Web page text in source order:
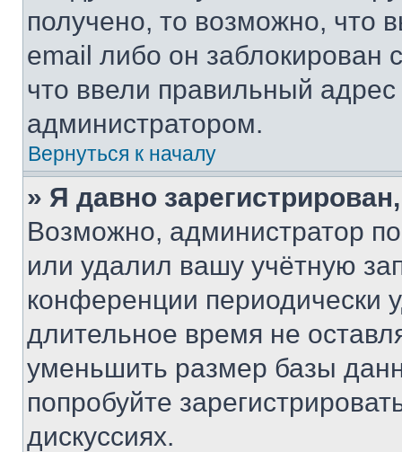
получено, то возможно, что
email либо он
что ввели правильный адрес
администратором.
Вернуться к началу
» Я давно
Возможно, администратор
или удалил вашу учётную
конференции периодически
длительное время не
уменьшить размер базы
попробуйте
дискуссиях.